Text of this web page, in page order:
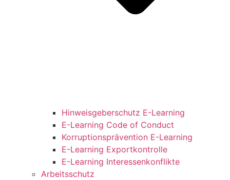
Hinweisgeberschutz E-Learning
E-Learning Code of Conduct
Korruptionsprävention E-Learning
E-Learning Exportkontrolle
E-Learning Interessenkonflikte
Arbeitsschutz